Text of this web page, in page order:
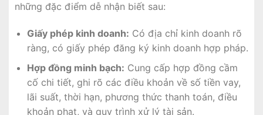
những đặc điểm dễ nhận biết sau:
Giấy phép kinh doanh: Có địa chỉ kinh doanh rõ
ràng, có giấy phép đăng ký kinh doanh hợp pháp.
Hợp đồng minh bạch: Cung cấp hợp đồng cầm
cố chi tiết, ghi rõ các điều khoản về số tiền vay,
lãi suất, thời hạn, phương thức thanh toán, điều
khoản phạt, và quy trình xử lý tài sản.